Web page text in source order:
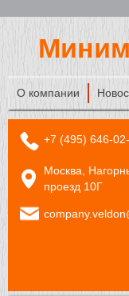
О компании
+7 (495) 646-
Москва,
проезд 10Г